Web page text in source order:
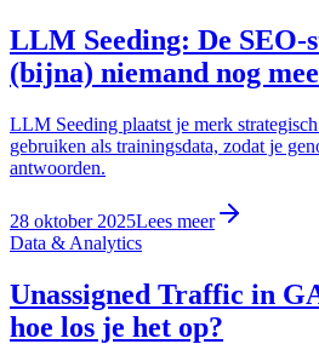
LLM Seeding: De SEO-
(bijna) niemand nog
LLM Seeding plaatst je merk
gebruiken als trainingsdata, zodat je
antwoorden.
28 oktober 2025Lees meer
Data & Analytics
Unassigned Traffic in
hoe los je het op?